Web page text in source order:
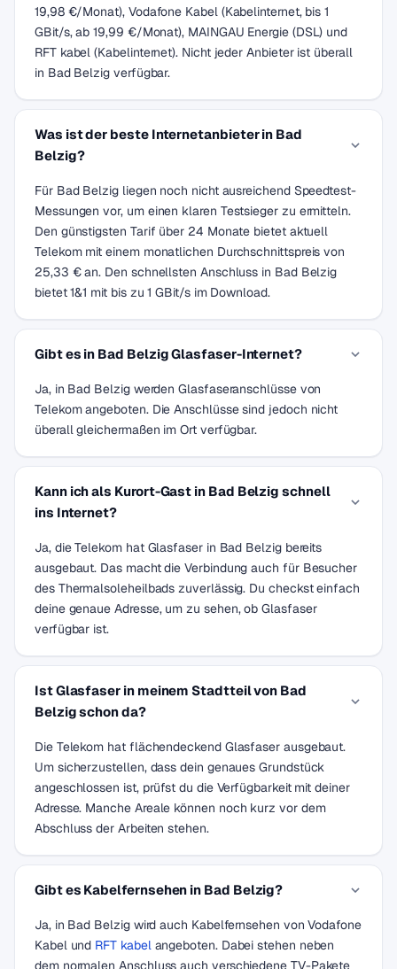
19,98 €/Monat), Vodafone Kabel (Kabelinternet, bis 1
GBit/s, ab 19,99 €/Monat), MAINGAU Energie (DSL) und
RFT kabel (Kabelinternet). Nicht jeder Anbieter ist überall
in Bad Belzig verfügbar.
Was ist der beste Internetanbieter in Bad
Belzig?
Für Bad Belzig liegen noch nicht ausreichend Speedtest-
Messungen vor, um einen klaren Testsieger zu ermitteln.
Den günstigsten Tarif über 24 Monate bietet aktuell
Telekom mit einem monatlichen Durchschnittspreis von
25,33 € an. Den schnellsten Anschluss in Bad Belzig
bietet 1&1 mit bis zu 1 GBit/s im Download.
Gibt es in Bad Belzig Glasfaser-Internet?
Ja, in Bad Belzig werden Glasfaseranschlüsse von
Telekom angeboten. Die Anschlüsse sind jedoch nicht
überall gleichermaßen im Ort verfügbar.
Kann ich als Kurort-Gast in Bad Belzig schnell
ins Internet?
Ja, die Telekom hat Glasfaser in Bad Belzig bereits
ausgebaut. Das macht die Verbindung auch für Besucher
des Thermalsoleheilbads zuverlässig. Du checkst einfach
deine genaue Adresse, um zu sehen, ob Glasfaser
verfügbar ist.
Ist Glasfaser in meinem Stadtteil von Bad
Belzig schon da?
Die Telekom hat flächendeckend Glasfaser ausgebaut.
Um sicherzustellen, dass dein genaues Grundstück
angeschlossen ist, prüfst du die Verfügbarkeit mit deiner
Adresse. Manche Areale können noch kurz vor dem
Abschluss der Arbeiten stehen.
Gibt es Kabelfernsehen in Bad Belzig?
Ja, in Bad Belzig wird auch Kabelfernsehen von Vodafone
Kabel und RFT kabelangeboten. Dabei stehen neben
dem normalen Anschluss auch verschiedene TV-Pakete